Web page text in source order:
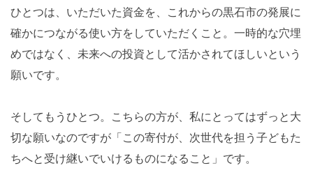
ひとつは、いただいた資金を、これからの黒石市の発展に
確かにつながる使い方をしていただくこと。一時的な穴埋
めではなく、未来への投資として活かされてほしいという
願いです。
そしてもうひとつ。こちらの方が、私にとってはずっと大
切な願いなのですが「この寄付が、次世代を担う子どもた
ちへと受け継いでいけるものになること」です。